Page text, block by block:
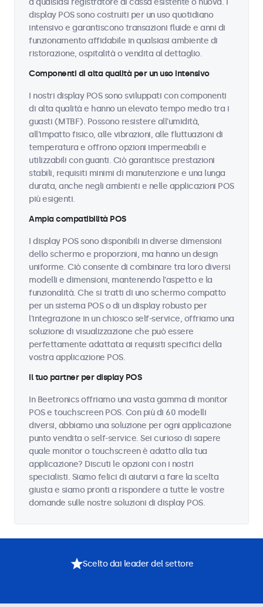
a qualsiasi registratore di cassa esistente o nuova. I
display POS sono costruiti per un uso quotidiano
intensivo e garantiscono transazioni fluide e anni di
funzionamento affidabile in qualsiasi ambiente di
ristorazione, ospitalità o vendita al dettaglio.
Componenti di alta qualità per un uso intensivo
I nostri display POS sono sviluppati con componenti
di alta qualità e hanno un elevato tempo medio tra i
guasti (MTBF). Possono resistere all'umidità,
all'impatto fisico, alle vibrazioni, alle fluttuazioni di
temperatura e offrono opzioni impermeabili e
utilizzabili con guanti. Ciò garantisce prestazioni
stabili, requisiti minimi di manutenzione e una lunga
durata, anche negli ambienti e nelle applicazioni POS
più esigenti.
Ampia compatibilità POS
I display POS sono disponibili in diverse dimensioni
dello schermo e proporzioni, ma hanno un design
uniforme. Ciò consente di combinare tra loro diversi
modelli e dimensioni, mantenendo l'aspetto e la
funzionalità. Che si tratti di uno schermo compatto
per un sistema POS o di un display robusto per
l'integrazione in un chiosco self-service, offriamo una
soluzione di visualizzazione che può essere
perfettamente adattata ai requisiti specifici della
vostra applicazione POS.
Il tuo partner per display POS
In Beetronics offriamo una vasta gamma di monitor
POS e touchscreen POS. Con più di 60 modelli
diversi, abbiamo una soluzione per ogni applicazione
punto vendita o self-service. Sei curioso di sapere
quale monitor o touchscreen è adatto alla tua
applicazione? Discuti le opzioni con i nostri
specialisti. Siamo felici di aiutarvi a fare la scelta
giusta e siamo pronti a rispondere a tutte le vostre
domande sulle nostre soluzioni di display POS.
Scelto dai leader del settore